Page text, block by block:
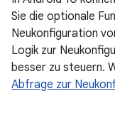
Sie die optionale
Neukonfiguration
Logik zur
besser zu steuern.
Abfrage zur